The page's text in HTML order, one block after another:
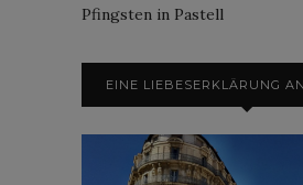
Pfingsten in Pastell
EINE LIEBESERKLÄRUNG